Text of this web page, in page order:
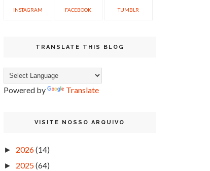
INSTAGRAM FACEBOOK TUMBLR
TRANSLATE THIS BLOG
Powered by Translate
VISITE NOSSO ARQUIVO
► 2026(14)
► 2025(64)